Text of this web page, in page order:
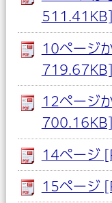
511.41KB]
10ページ
719.67KB]
12ページ
700.16KB]
14ページ
15ページ